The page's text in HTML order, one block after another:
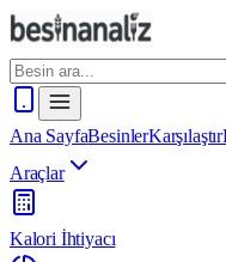
Ana SayfaBesinlerKarşılaştır
Araçlar
Kalori İhtiyacı